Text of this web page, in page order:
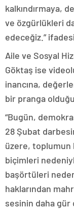
kalkındırmaya,
ve özgürlükleri
edeceğiz.”
Aile ve Sosyal
Göktaş ise
inancına,
bir pranga
“Bugün,
28 Şubat
üzere, toplumun
biçimleri
başörtüleri
haklarından
sesinin daha gür